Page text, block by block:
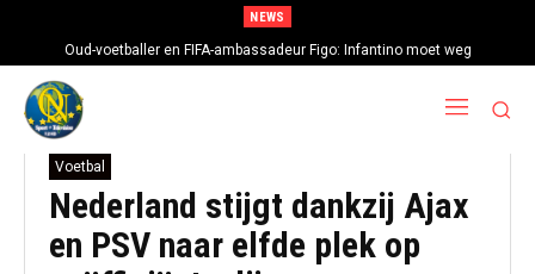
NEWS
Oud-voetballer en FIFA-ambassadeur Figo: Infantino moet weg
Voetbal
Nederland stijgt dankzij Ajax
en PSV naar elfde plek op